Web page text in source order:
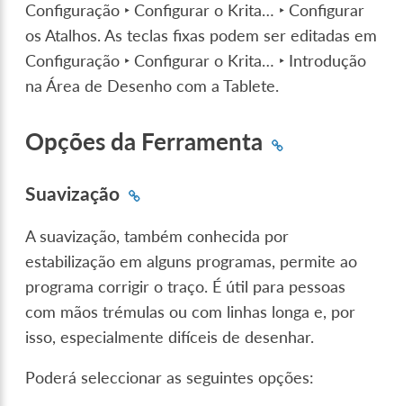
Configuração ‣ Configurar o Krita… ‣ Configurar
os Atalhos. As teclas fixas podem ser editadas em
Configuração ‣ Configurar o Krita… ‣ Introdução
na Área de Desenho com a Tablete.
Opções da Ferramenta
Suavização
A suavização, também conhecida por
estabilização em alguns programas, permite ao
programa corrigir o traço. É útil para pessoas
com mãos trémulas ou com linhas longa e, por
isso, especialmente difíceis de desenhar.
Poderá seleccionar as seguintes opções: